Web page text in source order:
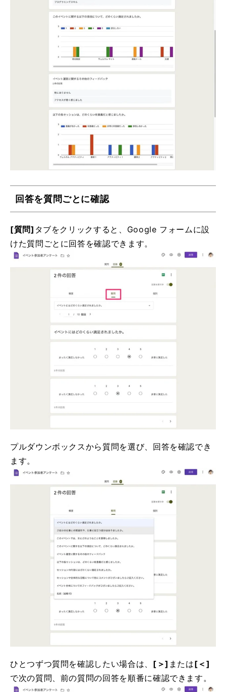
回答を質問ごとに確認
[質問] タブをクリックすると、Google フォームに設
けた質問ごとに回答を確認できます。
プルダウンボックスから質問を選び、回答を確認でき
ます。
ひとつずつ質問を確認したい場合は、 [＞] または[＜]
で次の質問、前の質問の回答を順番に確認できます。